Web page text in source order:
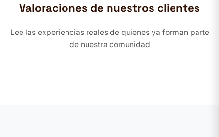
Valoraciones de nuestros clientes
Lee las experiencias reales de quienes ya forman parte
de nuestra comunidad